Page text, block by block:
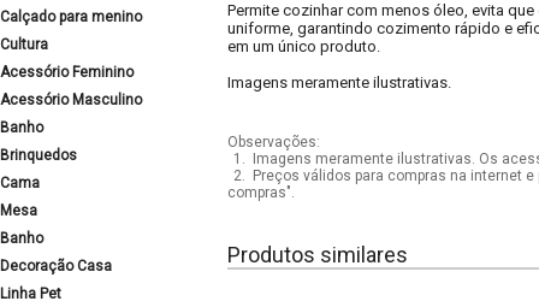
Calçado para menino
Cultura
Acessório Feminino
Acessório Masculino
Banho
Brinquedos
Cama
Mesa
Banho
Decoração Casa
Linha Pet
Permite cozinhar com menos óleo, evita
uniforme, garantindo cozimento rápido e
em um único produto.
Imagens meramente ilustrativas.
Observações:
1.
Imagens meramente ilustrativas. Os
2.
Preços válidos para compras na internet
compras".
Produtos similares